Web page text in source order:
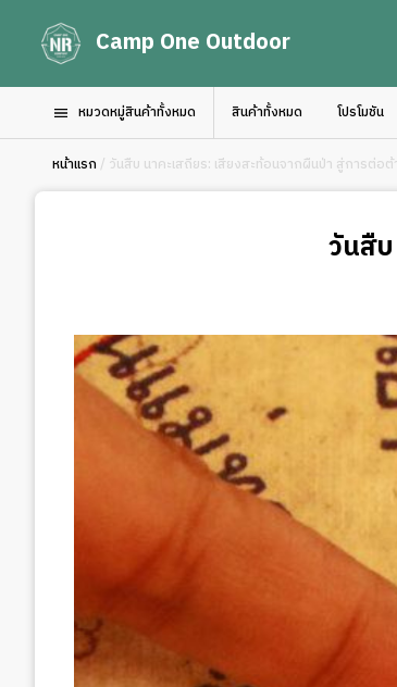
Camp One Outdoor
หมวดหมู่สินค้าทั้งหมด สินค้าทั้งหมด โปรโมชัน
หน้าแรก / วันสืบ นาคะเสถียร: เสียงสะท้อนจากผืนป่า สู่การต่อต้
วันสื